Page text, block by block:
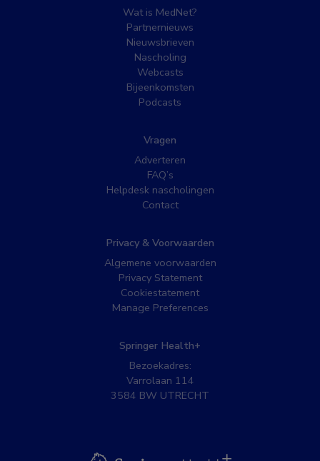
Wat is MedNet?
Partnernieuws
Nieuwsbrieven
Nascholing
Webcasts
Bijeenkomsten
Podcasts
Vragen
Adverteren
FAQ’s
Helpdesk nascholingen
Contact
Privacy & Voorwaarden
Algemene voorwaarden
Privacy Statement
Cookiestatement
Manage Preferences
Springer Health+
Bezoekadres:
Varrolaan 114
3584 BW UTRECHT